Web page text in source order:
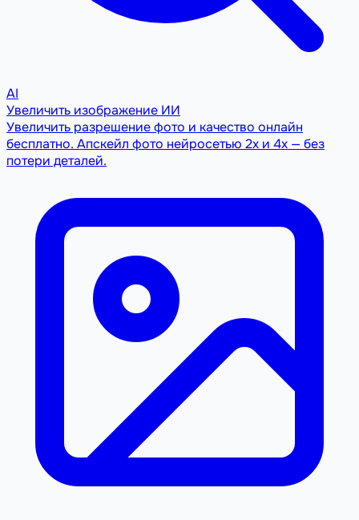
AI
Увеличить изображение ИИ
Увеличить разрешение фото и качество онлайн
бесплатно. Апскейл фото нейросетью 2x и 4x — без
потери деталей.